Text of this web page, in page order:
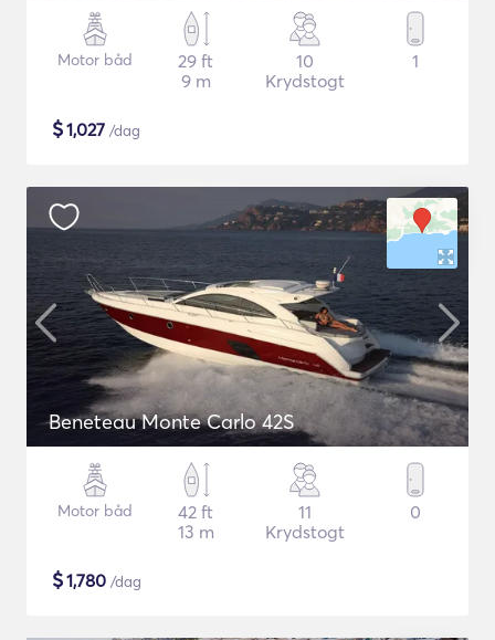
Motor båd
29 ft
9 m
10
Krydstogt
1
$1,027 /dag
Beneteau Monte Carlo 42S
Motor båd
42 ft
13 m
11
Krydstogt
0
$1,780 /dag